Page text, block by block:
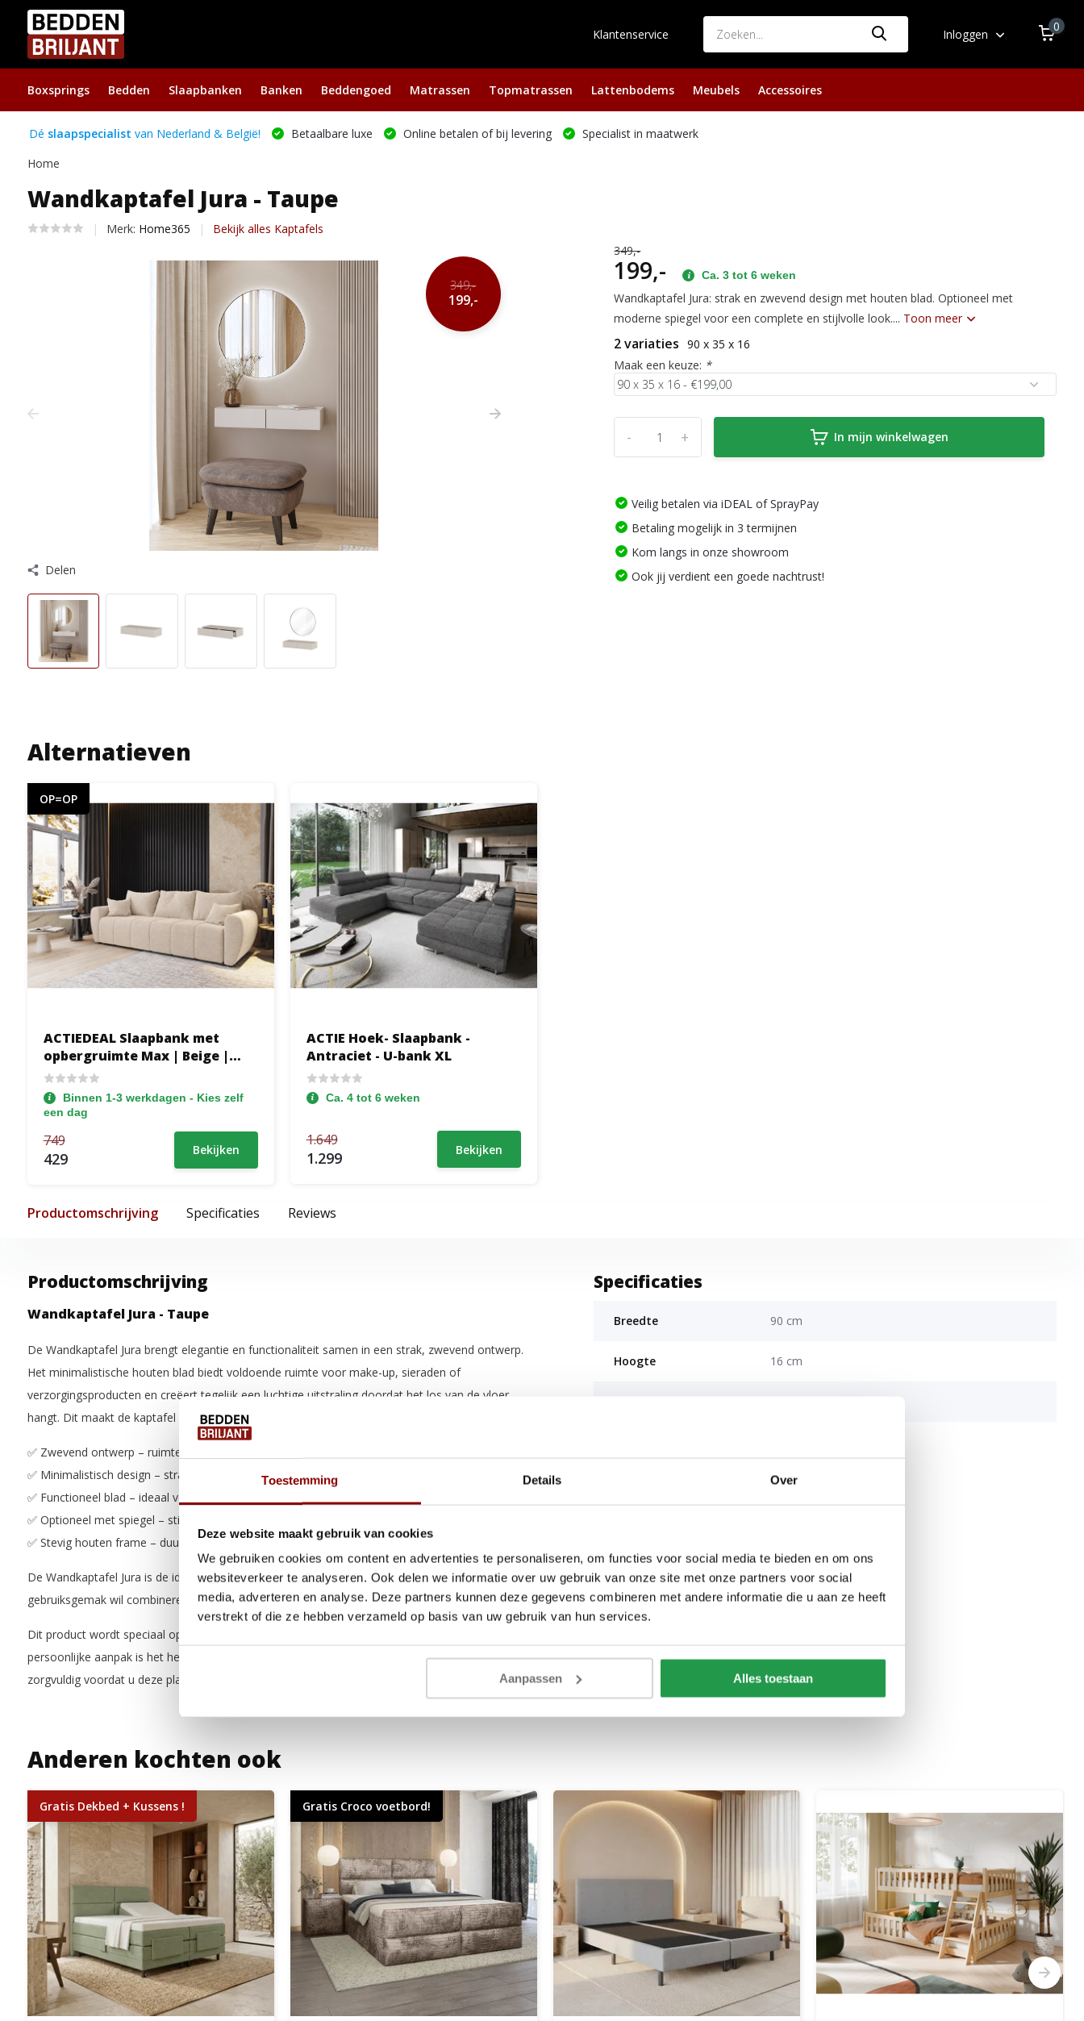
Toestemming Details Over
Deze website maakt gebruik van cookies
We gebruiken cookies om content en advertenties te personaliseren, om functies voor social media te bieden en om ons
websiteverkeer te analyseren. Ook delen we informatie over uw gebruik van onze site met onze partners voor social
media, adverteren en analyse. Deze partners kunnen deze gegevens combineren met andere informatie die u aan ze heeft
verstrekt of die ze hebben verzameld op basis van uw gebruik van hun services.
Aanpassen Alles toestaan
Klantenservice Inloggen
0
Boxsprings Bedden Slaapbanken Banken Beddengoed Matrassen Topmatrassen Lattenbodems Meubels Accessoires
Dé slaapspecialist van Nederland & België! Betaalbare luxe Online betalen of bij levering
Specialist in maatwerk
Home
Wandkaptafel Jura - Taupe
Merk: Home365 Bekijk alles Kaptafels
349,-
199,-
Delen
349,-
199,- Ca. 3 tot 6 weken
Wandkaptafel Jura: strak en zwevend design met houten blad. Optioneel met
moderne spiegel voor een complete en stijlvolle look.... Toon meer
2 variaties 90 x 35 x 16
Maak een keuze: *
+
- In mijn winkelwagen
Veilig betalen via iDEAL of SprayPay
Betaling mogelijk in 3 termijnen
Kom langs in onze showroom
Ook jij verdient een goede nachtrust!
Alternatieven
OP=OP
ACTIEDEAL Slaapbank met
opbergruimte Max | Beige |
Zitbank
Binnen 1-3 werkdagen - Kies zelf
een dag
749
429 Bekijken
ACTIE Hoek- Slaapbank -
Antraciet - U-bank XL
Ca. 4 tot 6 weken
1.649
1.299 Bekijken
Productomschrijving Specificaties Reviews
Productomschrijving
Wandkaptafel Jura - Taupe
De Wandkaptafel Jura brengt elegantie en functionaliteit samen in een strak, zwevend ontwerp.
Het minimalistische houten blad biedt voldoende ruimte voor make-up, sieraden of
verzorgingsproducten en creëert tegelijk een luchtige uitstraling doordat het los van de vloer
hangt. Dit maakt de kaptafel ideaal voor zowel compacte als ruime slaapkamers.
✅ Zwevend ontwerp – ruimtelijk en modern effect
✅ Minimalistisch design – strak en tijdloos silhouet
✅ Functioneel blad – ideaal voor make-up en accessoires
✅ Optioneel met spiegel – stijlvol en praktisch in één
✅ Stevig houten frame – duurzame kwaliteit
De Wandkaptafel Jura is de ideale keuze voor wie eenvoud, modern design en praktisch
gebruiksgemak wil combineren in de slaapkamer.
Dit product wordt speciaal op maat gemaakt volgens de wensen van de klant. Door deze
persoonlijke aanpak is het herroepingsrecht niet van toepassing. Controleer uw bestelling
zorgvuldig voordat u deze plaatst. Meer informatie vindt u in onze
.
Specificaties
Breedte 90 cm
Hoogte 16 cm
Anderen kochten ook
Gratis Dekbed + Kussens ! Gratis Croco voetbord!